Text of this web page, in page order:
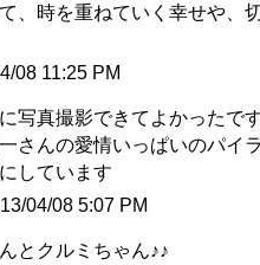
、時を重ねていく幸せや、
08 11:25 PM
写真撮影できてよかったで
さんの愛情いっぱいのパイ
しています
04/08 5:07 PM
とクルミちゃん♪♪